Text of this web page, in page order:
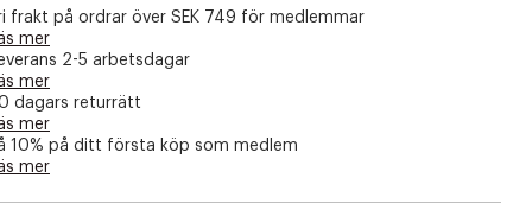
f
v
r
g
a
k
frakt på ordrar över SEK 749 för medlemmar
mer
2-5 arbetsdagar
mer
dagars returrätt
mer
10% på ditt första köp som medlem
mer